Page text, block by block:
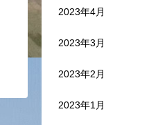
2023年4月
2023年3月
2023年2月
2023年1月